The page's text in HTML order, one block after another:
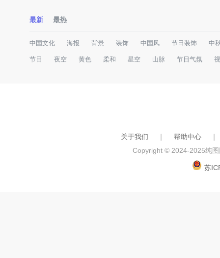
最新 最热
中国文化 海报 背景 装饰 中国风 节日装饰 中
节日 夜空 黄色 柔和 星空 山脉 节日气氛
关于我们 ｜ 帮助中心
｜
Copyright © 2024-2025纯
苏